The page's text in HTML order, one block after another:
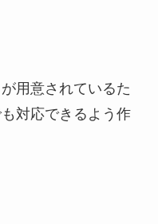
用意されているた
対応できるよう作